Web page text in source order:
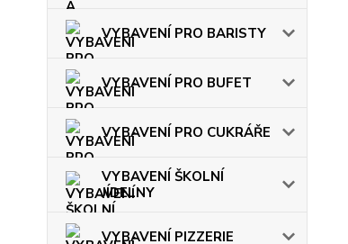
VYBAVENÍ PRO BARISTY
VYBAVENÍ PRO BUFET
VYBAVENÍ PRO CUKRÁŘE
VYBAVENÍ ŠKOLNÍ
JÍDELNY
VYBAVENÍ PIZZERIE